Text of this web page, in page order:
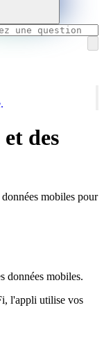
des
mobiles pour
données mobiles.
l'appli utilise vos